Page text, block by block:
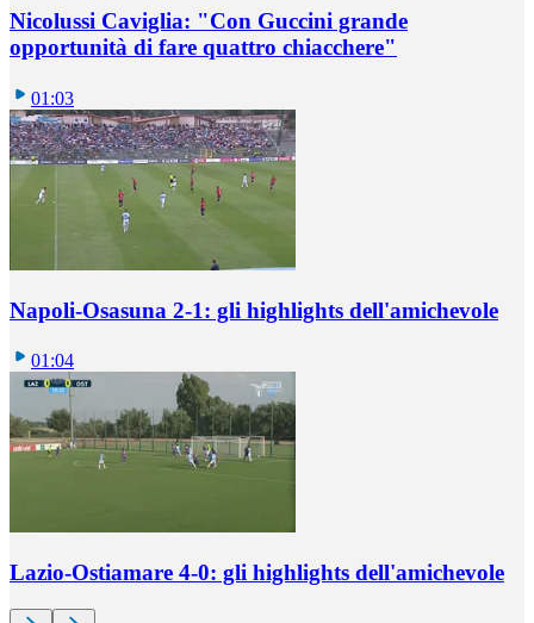
Nicolussi Caviglia: "Con Guccini grande
opportunità di fare quattro chiacchere"
01:03
Napoli-Osasuna 2-1: gli highlights dell'amichevole
01:04
Lazio-Ostiamare 4-0: gli highlights dell'amichevole